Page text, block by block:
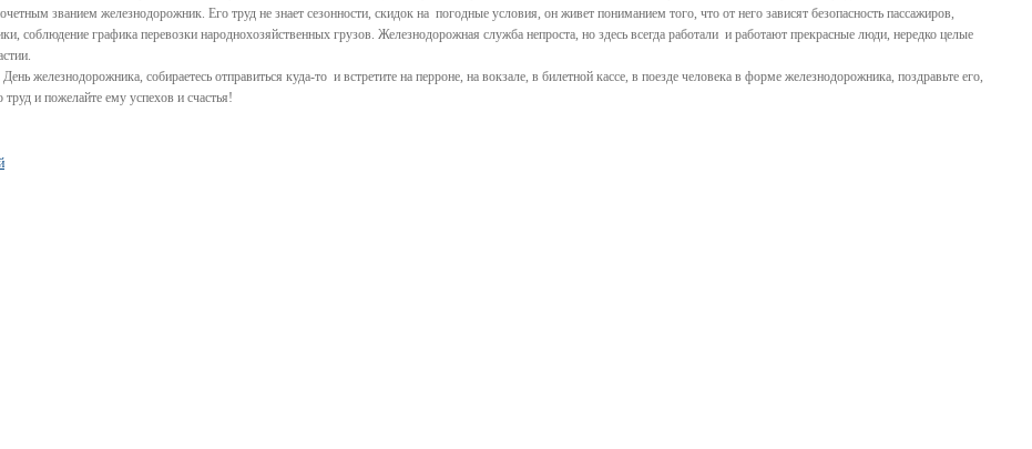
званием железнодорожник. Его труд не знает сезонности, скидок на погодные условия, он живет пониманием того, что от него зависят безопасность пассажиров,
соблюдение графика перевозки народнохозяйственных грузов. Железнодорожная служба непроста, но здесь всегда работали и работают прекрасные люди, нередко целые
железнодорожника, собираетесь отправиться куда-то и встретите на перроне, на вокзале, в билетной кассе, в поезде человека в форме железнодорожника, поздравьте его,
труд и пожелайте ему успехов и счастья!